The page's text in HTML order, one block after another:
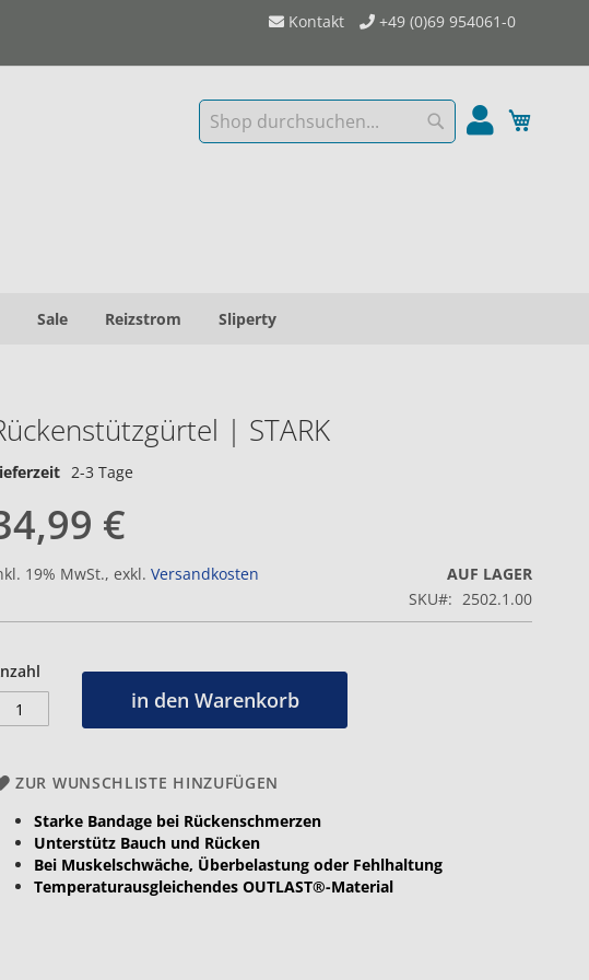
Kontakt +49 (0)69 954061-0
Suche
Sale Reizstrom Sliperty
| STARK
2-3 Tage
€
19% MwSt., exkl. Versandkosten
AUF LAGER
SKU
2502.1.00
in den Warenkorb
ZUR WUNSCHLISTE HINZUFÜGEN
Starke Bandage bei Rückenschmerzen
Unterstütz Bauch und Rücken
Bei Muskelschwäche, Überbelastung oder Fehlhaltung
Temperaturausgleichendes OUTLAST®-Material